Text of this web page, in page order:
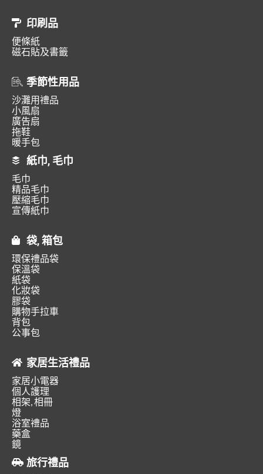
印刷品
便條紙
磁石貼及書籤
季節性用品
沙灘用禮品
小風扇
廣告扇
拖鞋
暖手包
紙巾, 毛巾
毛巾
精品毛巾
壓縮毛巾
宣傳紙巾
袋, 箱包
環保禮品袋
保溫袋
紙袋
化妝袋
膠袋
購物手拉車
背包
公事包
家居生活禮品
家居小電器
個人護理
相架, 相冊
燈
浴室禮品
藥盒
鏡
旅行禮品